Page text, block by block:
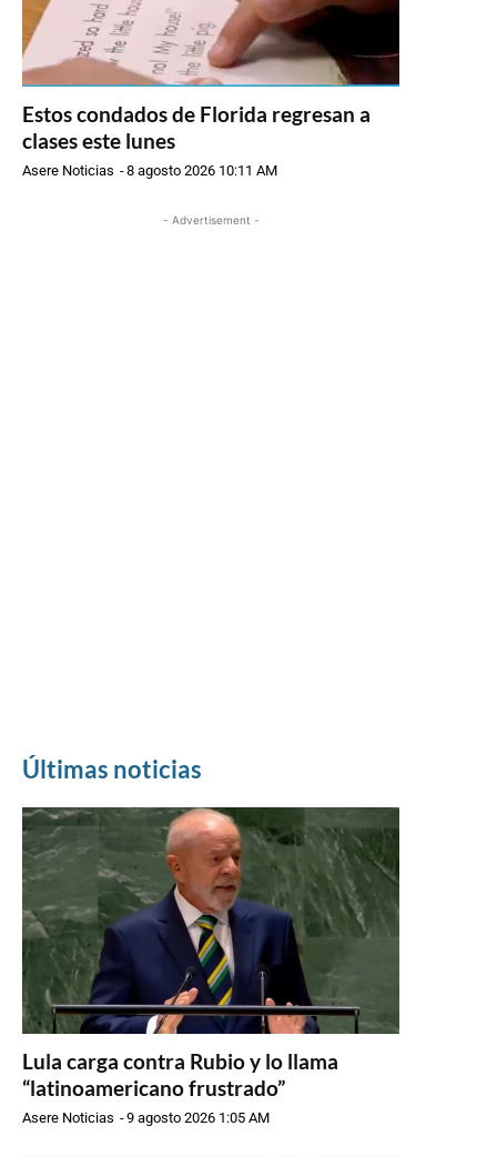
Estos condados de Florida regresan a
clases este lunes
Asere Noticias -8 agosto 2026 10:11 AM
- Advertisement -
Últimas noticias
Lula carga contra Rubio y lo llama
“latinoamericano frustrado”
Asere Noticias -9 agosto 2026 1:05 AM